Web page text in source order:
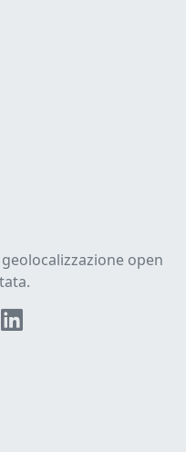
open